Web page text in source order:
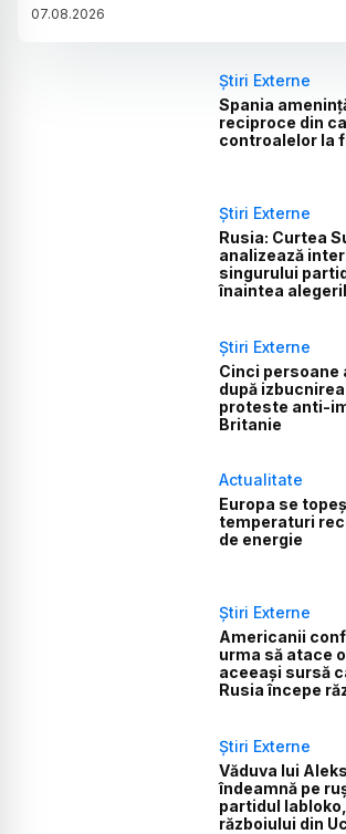
07.08.2026
Știri Externe
Spania
reciproce din
controalelor la
Știri Externe
Rusia: Curtea
analizează
singurului
înaintea
Știri Externe
Cinci
după
proteste anti-
Britanie
Actualitate
Europa se
temperaturi
de energie
Știri Externe
Americanii
urma să atace o
aceeași sursă
Rusia începe
Știri Externe
Văduva lui
îndeamnă pe
partidul
războiului din